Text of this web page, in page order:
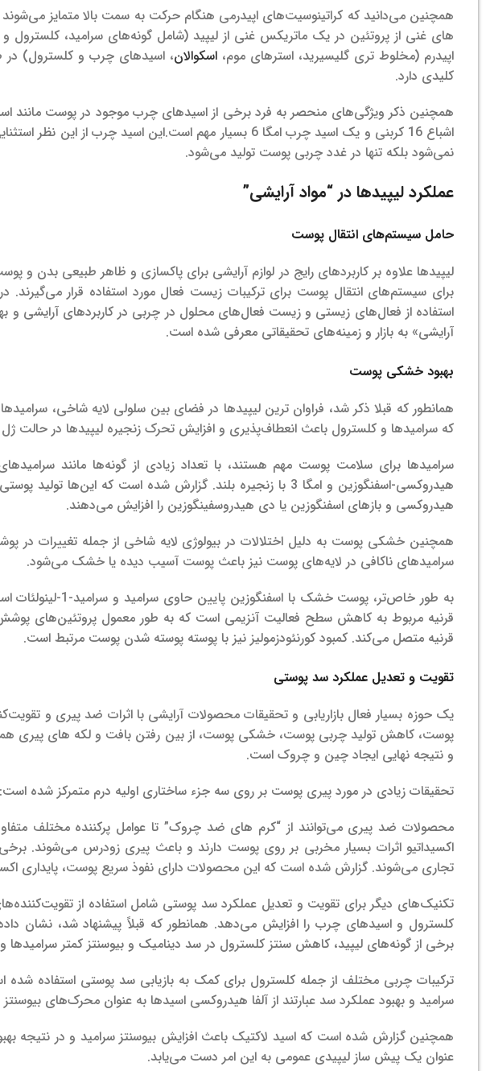
همچنین می‌دانید که کراتینوسیت‌های اپیدرمی هنگام حرکت به سمت بالا متمایز
های غنی از پروتئین در یک ماتریکس غنی از لیپید (شامل گونه‌های سرامید،
اپیدرم (مخلوط تری گلیسیرید، استرهای موم،اسکوالان، اسیدهای چرب و کلسترول)
کلیدی دارد.
همچنین ذکر ویژگی‌های منحصر به فرد برخی از اسیدهای چرب موجود در پوست مانند
اشباع 16 کربنی و یک اسید چرب امگا 6 بسیار مهم است.
این اسید چرب از این نظر
نمی‌شود بلکه تنها در غدد چربی پوست تولید می‌شود.
عملکرد لیپیدها در “مواد آرایشی”
حامل سیستم‌های انتقال پوست
لیپیدها علاوه بر کاربردهای رایج در لوازم آرایشی برای پاکسازی و ظاهر طبیعی بدن و
برای سیستم‌های انتقال پوست برای ترکیبات زیست فعال مورد استفاده قرار
استفاده از فعال‌های زیستی و زیست فعال‌های محلول در چربی در کاربردهای آرایشی و
آرایشی» به بازار و زمینه‌های تحقیقاتی معرفی شده است.
بهبود خشکی پوست
همانطور که قبلا ذکر شد، فراوان ترین لیپیدها در فضای بین سلولی لایه شاخی،
که سرامیدها و کلسترول باعث انعطاف‌پذیری و افزایش تحرک زنجیره لیپیدها در حالت
هیدروکسی-اسفنگوزین و امگا 3 با زنجیره بلند. گزارش شده است که
هیدروکسی و بازهای اسفنگوزین یا دی هیدروسفینگوزین را افزایش می‌دهند.
همچنین خشکی پوست به دلیل اختلالات در بیولوژی لایه شاخی از جمله تغییرات
سرامیدهای ناکافی در لایه‌های پوست نیز باعث پوست آسیب دیده یا خشک می‌شود.
به طور خاص‌تر، پوست
قرنیه مربوط به کاهش سطح فعالیت آنزیمی است که به طور معمول پروتئین‌های
قرنیه متصل می‌کند. کمبود کورنئودزمولیز نیز با پوسته پوسته شدن پوست مرتبط است.
تقویت و تعدیل عملکرد سد پوستی
یک حوزه بسیار فعال بازاریابی و تحقیقات محصولات آرایشی با اثرات ضد پیری و
پوست، کاهش تولید چربی پوست، خشکی پوست، از بین رفتن بافت و لکه های پیری
و نتیجه نهایی ایجاد چین و چروک است.
تحقیقات زیادی در مورد پیری پوست بر روی سه جزء ساختاری اولیه درم متمرکز شده است:
محصولات ضد پیری می‌توانند از “کرم های ضد چروک” تا عوامل پرکننده مختلف
اکسیداتیو اثرات بسیار مخربی بر روی پوست دارند و باعث پیری زودرس می‌شوند. برخی
تجاری می‌شوند. گزارش شده است که این محصولات دارای نفوذ سریع پوست، پایداری
تکنیک‌های دیگر برای تقویت و تعدیل عملکرد سد پوستی شامل استفاده از
کلسترول و اسیدهای چرب را افزایش می‌دهد. همانطور که قبلاً پیشنهاد شد، نشان
برخی از گونه‌های لیپید، کاهش سنتز کلسترول در سد دینامیک و بیوسنتز کمتر
ترکیبات چربی مختلف از جمله کلسترول برای کمک به بازیابی سد پوستی استفاده
سرامید و بهبود عملکرد سد عبارتند از آلفا هیدروکسی اسیدها به عنوان محرک‌های بیوسنتز
همچنین گزارش شده است که اسید لاکتیک باعث افزایش بیوسنتز سرامید و در نتیجه
عنوان یک پیش ساز لیپیدی عمومی به این امر دست می‌یابد.